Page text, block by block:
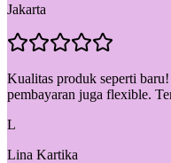
Jakarta
Kualitas produk seperti
pembayaran juga flexible.
L
Lina Kartika